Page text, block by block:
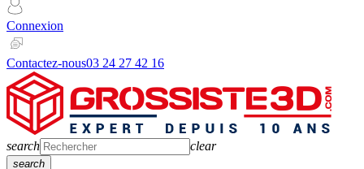
Connexion
Contactez-nous03 24 27 42 16
search clear
search